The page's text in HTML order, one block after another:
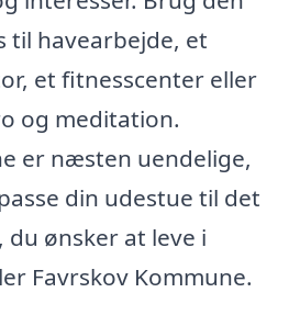
til havearbejde, et
et fitnesscenter eller
og meditation.
er næsten uendelige,
din udestue til det
du ønsker at leve i
Favrskov Kommune.